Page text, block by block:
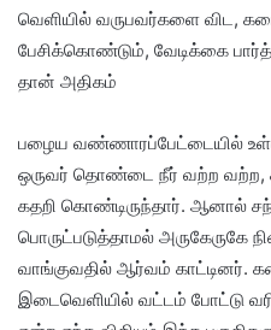
வெளியில் வருபவர்களை விட,
பேசிக்கொண்டும், வேடிக்கை
தான் அதிகம்
பழைய வண்ணாரப்பேட்டையில்
ஒருவர் தொண்டை நீர் வற்ற வற்ற,
கதறி கொண்டிருந்தார். ஆனால்
பொருட்படுத்தாமல்
வாங்குவதில் ஆர்வம் காட்டினர்.
இடைவெளியில் வட்டம் போட்டு